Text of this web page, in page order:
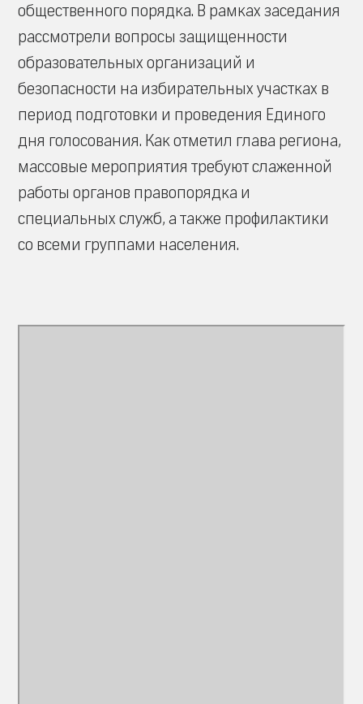
общественного порядка. В рамках заседания
рассмотрели вопросы защищенности
образовательных организаций и
безопасности на избирательных участках в
период подготовки и проведения Единого
дня голосования. Как отметил глава региона,
массовые мероприятия требуют слаженной
работы органов правопорядка и
специальных служб, а также профилактики
со всеми группами населения.